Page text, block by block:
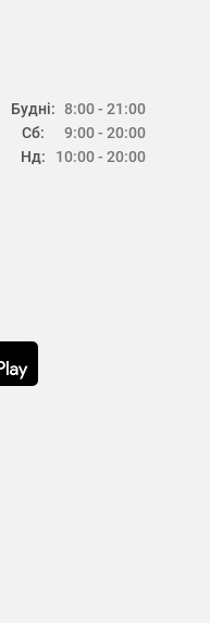
Будні:
Сб:
Нд:
8:00 - 21:00
9:00 - 20:00
10:00 - 20:00